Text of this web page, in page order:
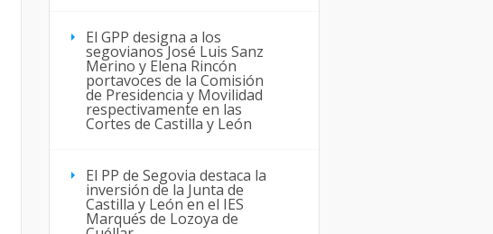
El GPP designa a los
segovianos José Luis Sanz
Merino y Elena Rincón
portavoces de la Comisión
de Presidencia y Movilidad
respectivamente en las
Cortes de Castilla y León
El PP de Segovia destaca la
inversión de la Junta de
Castilla y León en el IES
Marqués de Lozoya de